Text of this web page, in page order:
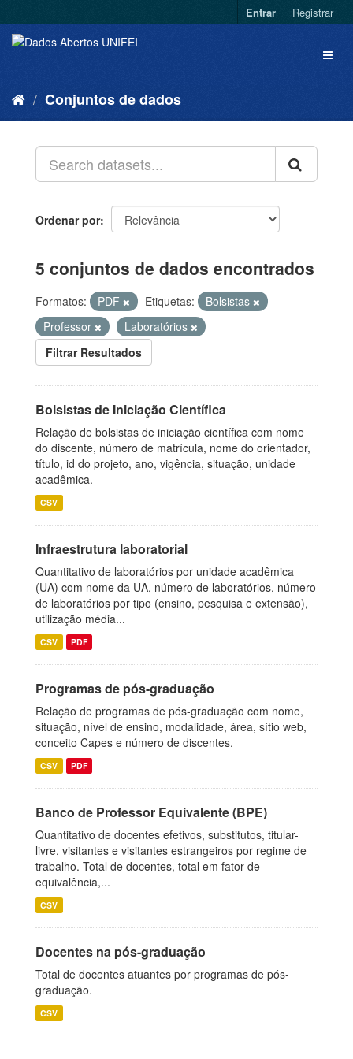
Entrar Registrar
Conjuntos de dados
Ordenar por
5 conjuntos de dados encontrados
Formatos: PDF Etiquetas:
Bolsistas
Professor
Laboratórios
Filtrar Resultados
Bolsistas de Iniciação Científica
Relação de bolsistas de iniciação científica com nome
do discente, número de matrícula, nome do orientador,
título, id do projeto, ano, vigência, situação, unidade
acadêmica.
CSV
Infraestrutura laboratorial
Quantitativo de laboratórios por unidade acadêmica
(UA) com nome da UA, número de laboratórios, número
de laboratórios por tipo (ensino, pesquisa e extensão),
utilização média...
CSV PDF
Programas de pós-graduação
Relação de programas de pós-graduação com nome,
situação, nível de ensino, modalidade, área, sítio web,
conceito Capes e número de discentes.
CSV PDF
Banco de Professor Equivalente (BPE)
Quantitativo de docentes efetivos, substitutos, titular-
livre, visitantes e visitantes estrangeiros por regime de
trabalho. Total de docentes, total em fator de
equivalência,...
CSV
Docentes na pós-graduação
Total de docentes atuantes por programas de pós-
graduação.
CSV